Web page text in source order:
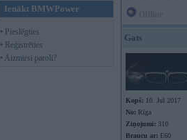
Ienākt BMWPower
• Pieslēgties
• Reģistrēties
• Aizmirsi paroli?
Gats
Kopš: 10. Jul 2017
No: Rīga
Ziņojumi: 310
Braucu ar: E60